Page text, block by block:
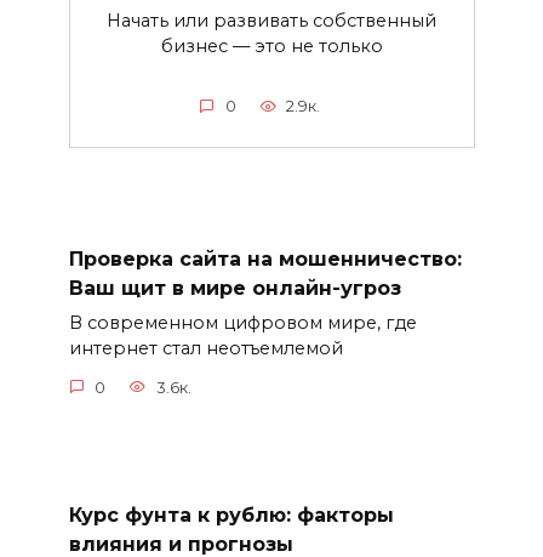
Начать или развивать собственный
бизнес — это не только
0 2.9к.
Проверка сайта на мошенничество:
Ваш щит в мире онлайн-угроз
В современном цифровом мире, где
интернет стал неотъемлемой
0 3.6к.
Курс фунта к рублю: факторы
влияния и прогнозы